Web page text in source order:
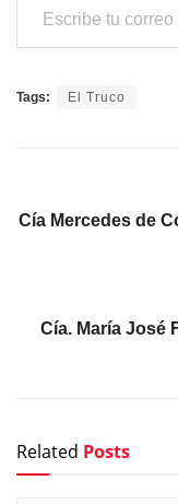
Tags: El Truco
Cía Mercedes de
Cía. María José
Related Posts